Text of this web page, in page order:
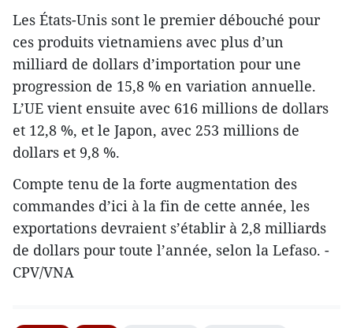
Les États-Unis sont le premier débouché pour
ces produits vietnamiens avec plus d’un
milliard de dollars d’importation pour une
progression de 15,8 % en variation annuelle.
L’UE vient ensuite avec 616 millions de dollars
et 12,8 %, et le Japon, avec 253 millions de
dollars et 9,8 %.
Compte tenu de la forte augmentation des
commandes d’ici à la fin de cette année, les
exportations devraient s’établir à 2,8 milliards
de dollars pour toute l’année, selon la Lefaso. -
CPV/VNA